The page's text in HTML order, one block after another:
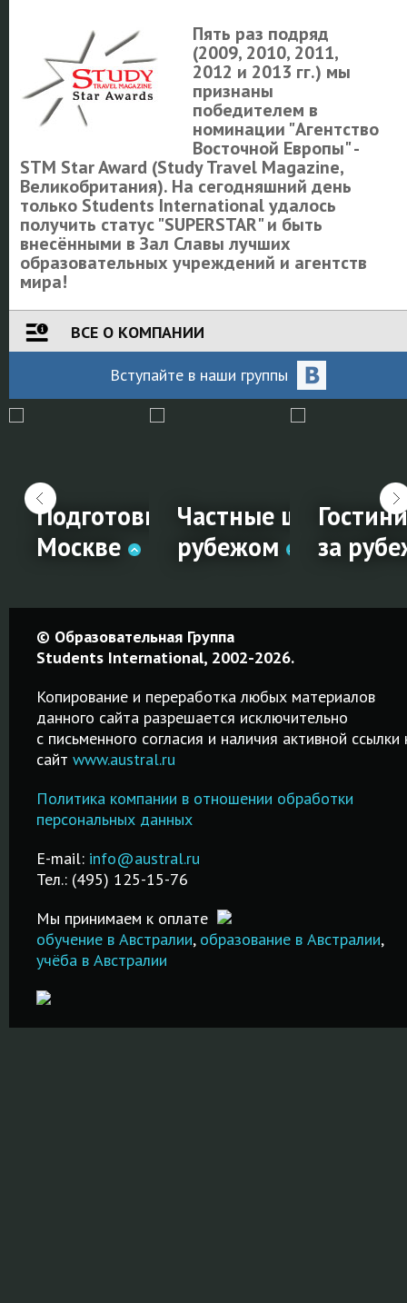
Пять раз подряд
(2009, 2010, 2011,
2012 и 2013 гг.) мы
признаны
победителем в
номинации "Агентство
Восточной Европы" -
STM Star Award (Study Travel Magazine,
Великобритания). На сегодняшний день
только Students International удалось
получить статус "SUPERSTAR" и быть
внесёнными в Зал Славы лучших
образовательных учреждений и агентств
мира!
ВСЕ О КОМПАНИИ
Вступайте в наши группы
за
городе!
Подготовка к IELTS в
Москве
Подготовка
к IELTS в
Москве
Качественные
курсы от 2-х
дней до 2-х
месяцев!
Подготовка к
IELTS в Москве.
Недорого и
качественно!
ПОДРОБНЕЕ
Частные школы за
рубежом
Частные
школы за
рубежом
Среднее
образование в
школах-
пансионах
Австралии и др.
стран!
ПОДРОБНЕЕ
за
© Образовательная Группа
Students International, 2002-2026.
Копирование и переработка любых материалов
данного сайта разрешается исключительно
c письменного согласия и наличия активной ссылки
сайт www.austral.ru
Политика компании в отношении обработки
персональных данных
E-mail: info@austral.ru
Тел.: (495) 125-15-76
Мы принимаем к оплате
обучение в Австралии, образование в Австралии,
учёба в Австралии